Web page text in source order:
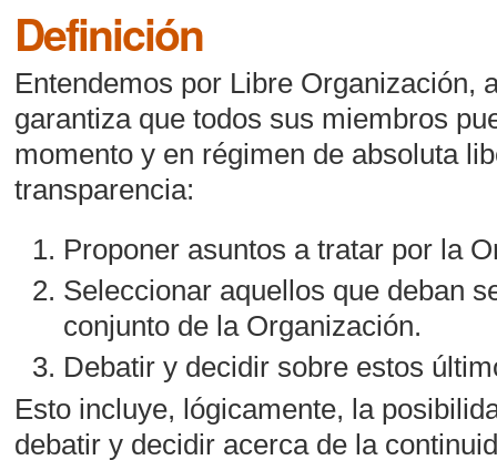
Definición
Entendemos por Libre Organización,
garantiza que todos sus miembros
momento y en régimen de absoluta
transparencia:
Proponer asuntos a tratar por la
Seleccionar aquellos que deban
conjunto de la Organización.
Debatir y decidir sobre estos
Esto incluye, lógicamente, la
debatir y decidir acerca de la